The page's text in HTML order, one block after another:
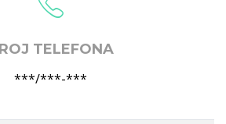
TELEFONA
***/***-***